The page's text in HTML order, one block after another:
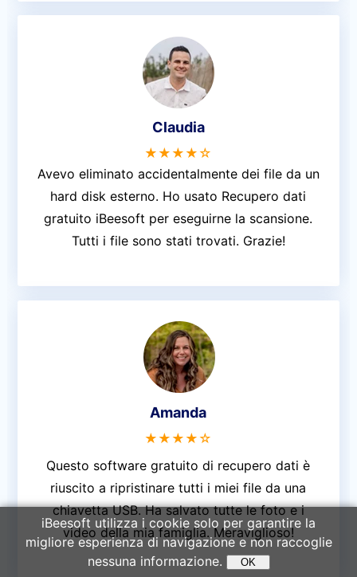
Claudia
★★★★☆
Avevo eliminato accidentalmente dei file da un
hard disk esterno. Ho usato Recupero dati
gratuito iBeesoft per eseguirne la scansione.
Tutti i file sono stati trovati. Grazie!
Amanda
★★★★☆
Questo software gratuito di recupero dati è
riuscito a ripristinare tutti i miei file da una
chiavetta USB. Ha salvato tutte le foto e i
video della mia famiglia. Meraviglioso!
iBeesoft utilizza i cookie solo per garantire la
migliore esperienza di navigazione e non raccoglie
nessuna informazione.
OK